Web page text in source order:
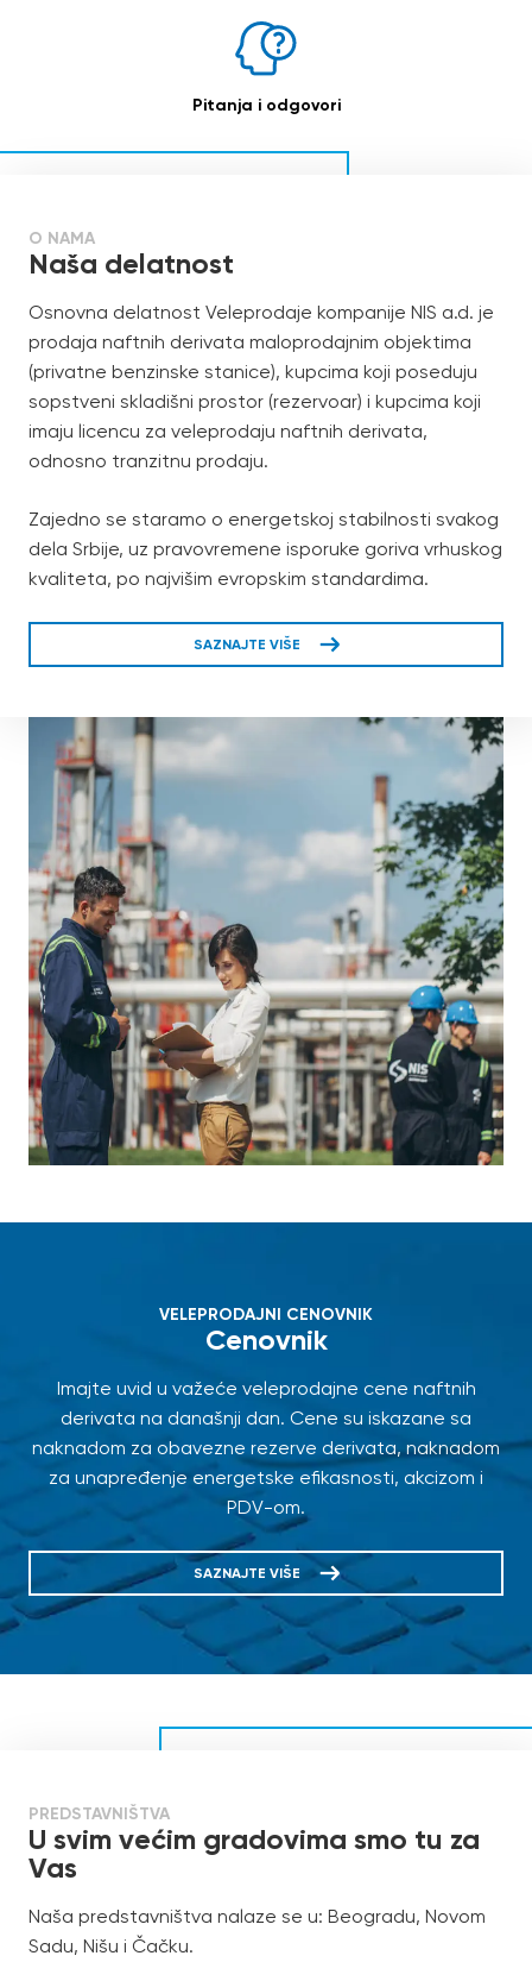
Pitanja i odgovori
O NAMA
Naša delatnost
Osnovna delatnost Veleprodaje kompanije NIS a.d. je
prodaja naftnih derivata maloprodajnim objektima
(privatne benzinske stanice), kupcima koji poseduju
sopstveni skladišni prostor (rezervoar) i kupcima koji
imaju licencu za veleprodaju naftnih derivata,
odnosno tranzitnu prodaju.
Zajedno se staramo o energetskoj stabilnosti svakog
dela Srbije, uz pravovremene isporuke goriva vrhuskog
kvaliteta, po najvišim evropskim standardima.
SAZNAJTE VIŠE
VELEPRODAJNI CENOVNIK
Cenovnik
Imajte uvid u važeće veleprodajne cene naftnih
derivata na današnji dan. Cene su iskazane sa
naknadom za obavezne rezerve derivata, naknadom
za unapređenje energetske efikasnosti, akcizom i
PDV-om.
SAZNAJTE VIŠE
PREDSTAVNIŠTVA
U svim većim gradovima smo tu za
Vas
Naša predstavništva nalaze se u: Beogradu, Novom
Sadu, Nišu i Čačku.